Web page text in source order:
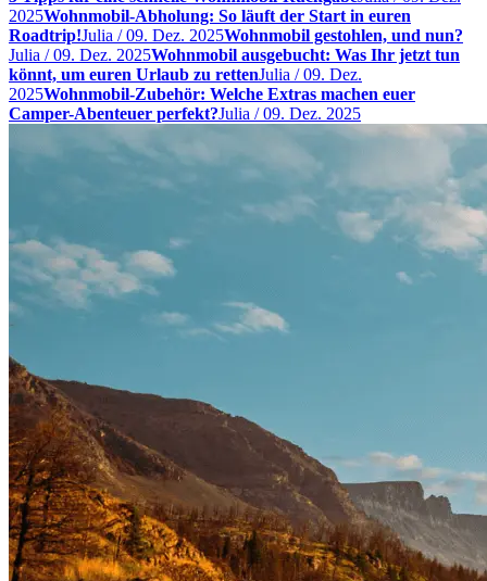
2025Wohnmobil-Abholung: So läuft der Start in euren
Roadtrip!Julia /09. Dez. 2025Wohnmobil gestohlen, und nun?
Julia /09. Dez. 2025Wohnmobil ausgebucht: Was Ihr jetzt tun
könnt, um euren Urlaub zu rettenJulia /09. Dez.
2025Wohnmobil-Zubehör: Welche Extras machen euer
Camper-Abenteuer perfekt?Julia /09. Dez. 2025